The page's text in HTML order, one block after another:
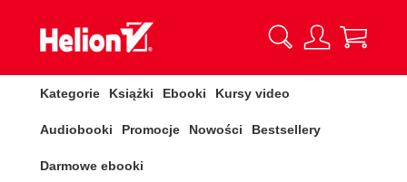
Kategorie Książki Ebooki Kursy video
Audiobooki Promocje Nowości Bestsellery
Darmowe ebooki